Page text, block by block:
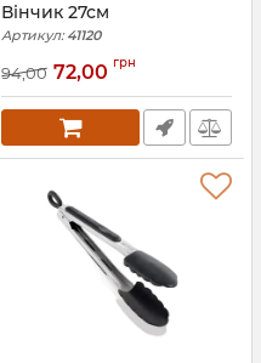
Вінчик 27см
Артикул: 41120
94,00 72,00 грн